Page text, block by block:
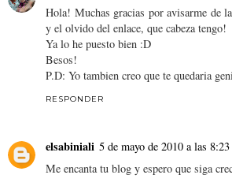
Hola! Muchas gracias por avisarme de
y el olvido del enlace, que cabeza tengo!
Ya lo he puesto bien :D
Besos!
P.D: Yo tambien creo que te quedaria
RESPONDER
elsabiniali 5 de mayo de 2010 a las 8:23
Me encanta tu blog y espero que siga